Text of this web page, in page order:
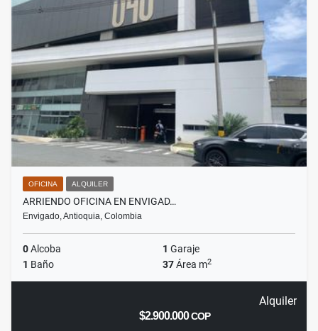
OFICINA ALQUILER
ARRIENDO OFICINA EN ENVIGAD…
Envigado, Antioquia, Colombia
0Alcoba 1 Garaje
1 Baño 37Área m2
Alquiler
$2.900.000COP